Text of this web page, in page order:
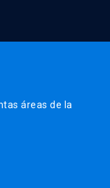
áreas de la